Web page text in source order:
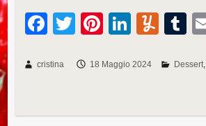
F
c
b
T
tt
Pi
er
st
Li
k
dI
Y
m
ly
T
m
r
cristina 18 Maggio 2024 Dessert